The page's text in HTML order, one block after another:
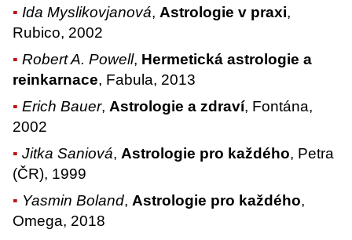
Ida Myslikovjanová,Astrologie v praxi,
Rubico, 2002
Robert A. Powell, Hermetická astrologie a
reinkarnace, Fabula, 2013
Erich Bauer,Astrologie a zdraví, Fontána,
2002
Jitka Saniová,Astrologie pro každého, Petra
(ČR), 1999
Yasmin Boland,Astrologie pro každého,
Omega, 2018